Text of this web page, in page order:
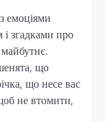
емоціями
згадками про
що
що несе вас
не втомити,